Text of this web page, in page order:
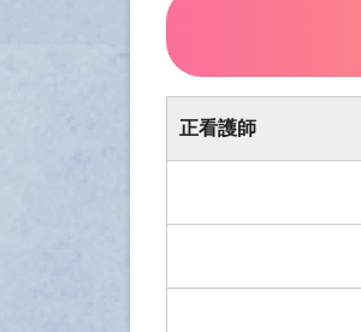
正看護師